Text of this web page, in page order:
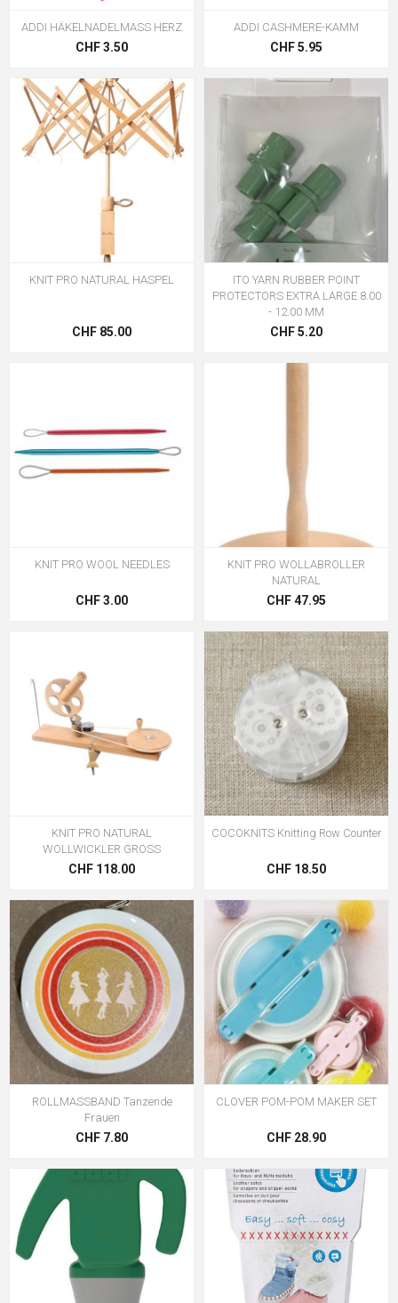
ADDI HÄKELNADELMASS HERZ
CHF 3.50
ADDI CASHMERE-KAMM
CHF 5.95
KNIT PRO NATURAL HASPEL
CHF 85.00
ITO YARN RUBBER POINT
PROTECTORS EXTRA LARGE 8.00
- 12.00 MM
CHF 5.20
KNIT PRO WOOL NEEDLES
CHF 3.00
KNIT PRO WOLLABROLLER
NATURAL
CHF 47.95
KNIT PRO NATURAL
WOLLWICKLER GROSS
CHF 118.00
COCOKNITS Knitting Row Counter
CHF 18.50
ROLLMASSBAND Tanzende
Frauen
CHF 7.80
CLOVER POM-POM MAKER SET
CHF 28.90